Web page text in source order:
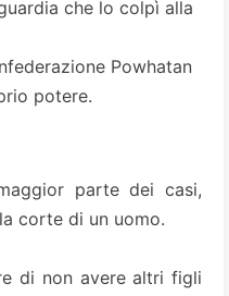
che lo colpì alla
Powhatan
potere.
parte dei casi,
corte di un uomo.
di non avere altri figli